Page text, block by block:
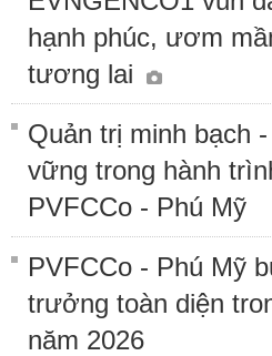
hạnh phúc, ươm
tương lai
Quản trị minh bạch
vững trong hành
PVFCCo - Phú Mỹ
PVFCCo - Phú Mỹ
trưởng toàn diện
năm 2026